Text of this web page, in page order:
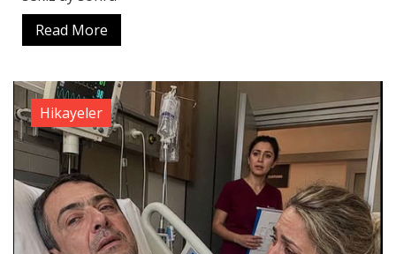
Read More
Hikayeler